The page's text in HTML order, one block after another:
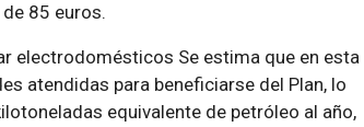
85 euros.
electrodomésticos Se estima que en esta
atendidas para beneficiarse del Plan, lo
equivalente de petróleo al año,